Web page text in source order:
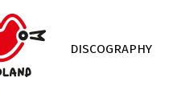
DISCOGRAPHY